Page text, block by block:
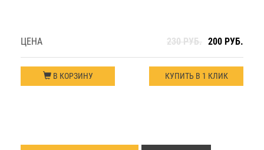
ЦЕНА 230 РУБ. 200 РУБ.
В КОРЗИНУ КУПИТЬ В 1 КЛИК